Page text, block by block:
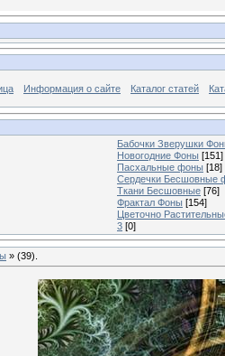
Информация о сайте Каталог статей
Бабочки Зверушки
Новогодние Фоны [151]
Пасхальные фоны [18]
Сердечки Бесшовные
Ткани Бесшовные [76]
Фрактал Фоны [154]
Цветочно
3 [0]
» (39).